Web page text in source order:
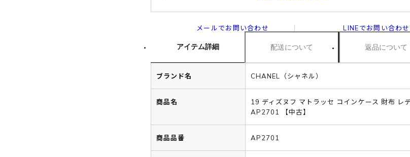
メールでお問い合わせ LINEでお問い合わせ
アイテム詳細 配送について 返品について
ブランド名 CHANEL（シャネル）
商品名
19 ディズヌフ マトラッセ コインケース 財布 レ
AP2701 【中古】
商品品番 AP2701